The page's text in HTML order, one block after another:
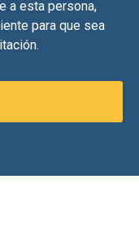
a esta persona,
para que sea